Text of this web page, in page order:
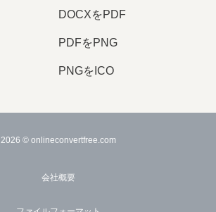
DOCXをPDF
PDFをPNG
PNGをICO
2026 © onlineconvertfree.com
会社概要